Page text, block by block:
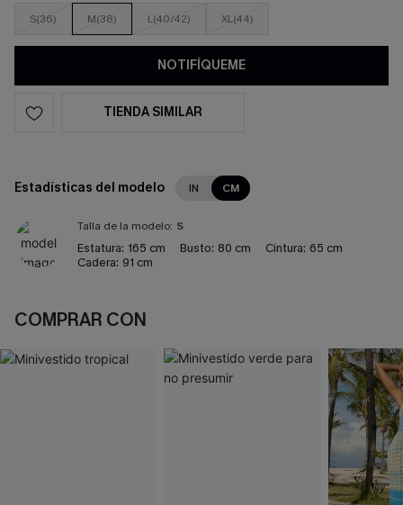
S(36) M(38) L(40/42) XL(44)
NOTIFÍQUEME
TIENDA SIMILAR
Estadísticas del modelo IN CM
Talla de la modelo: S
Estatura: 165 cm Busto: 80 cm Cintura: 65 cm
Cadera: 91 cm
COMPRAR CON